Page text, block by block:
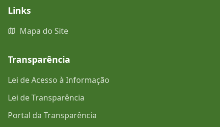
Links
Mapa do Site
Transparência
Lei de Acesso à Informação
Lei de Transparência
Portal da Transparência